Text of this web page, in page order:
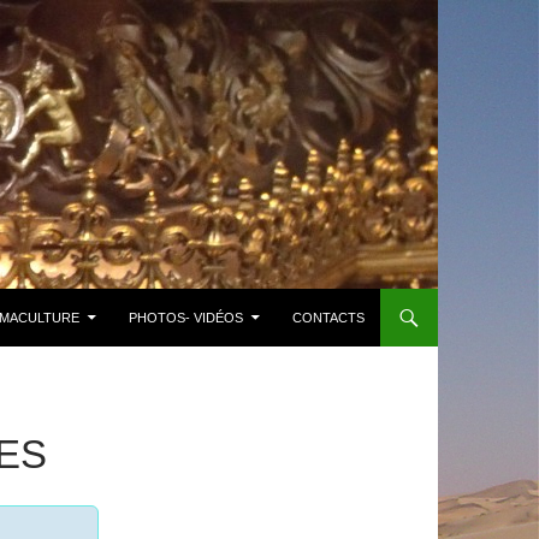
PHOTOS- VIDÉOS CONTACTS